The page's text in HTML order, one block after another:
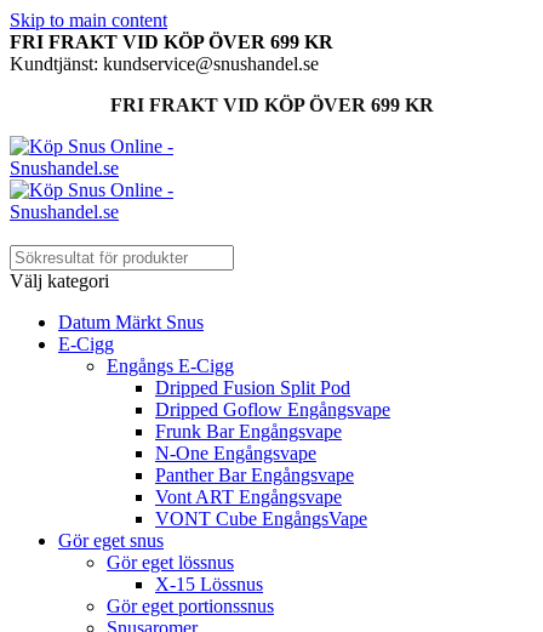
Skip to main content
FRI FRAKT VID KÖP ÖVER 699 KR
Kundtjänst: kundservice@snushandel.se
FRI FRAKT VID KÖP ÖVER 699 KR
Välj kategori
Datum Märkt Snus
E-Cigg
Engångs E-Cigg
Dripped Fusion Split Pod
Dripped Goflow Engångsvape
Frunk Bar Engångsvape
N-One Engångsvape
Panther Bar Engångsvape
Vont ART Engångsvape
VONT Cube EngångsVape
Gör eget snus
Gör eget lössnus
X-15 Lössnus
Gör eget portionssnus
Snusaromer